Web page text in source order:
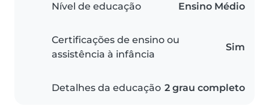
Nível de educação Ensino Médio
Certificações de ensino ou
assistência à infância
Sim
Detalhes da educação 2 grau completo